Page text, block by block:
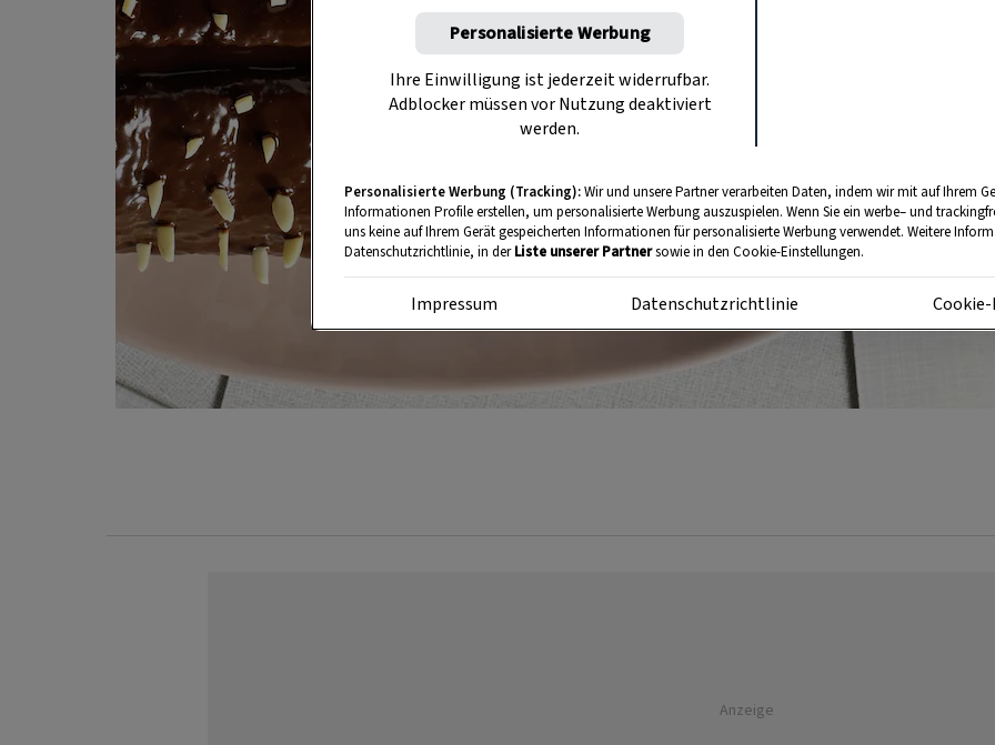
Anzeige
Personalisierte Werbung
Ihre Einwilligung ist jederzeit widerrufbar.
Adblocker müssen vor Nutzung deaktiviert
werden.
Personalisierte Werbung (Tracking):Wir und unsere Partner verarbeiten Daten, indem wir mit auf Ihrem
Informationen Profile erstellen, um personalisierte Werbung auszuspielen. Wenn Sie ein werbe– und
uns keine auf Ihrem Gerät gespeicherten Informationen für personalisierte Werbung verwendet. Weitere
Datenschutzrichtlinie, in derListe unserer Partnersowie in den Cookie-Einstellungen.
Impressum Datenschutzrichtlinie